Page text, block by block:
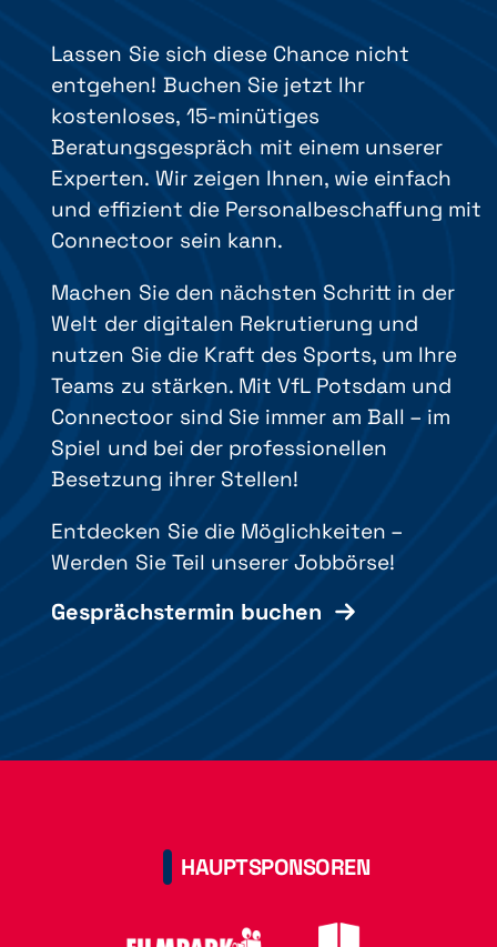
Lassen Sie sich diese Chance nicht
entgehen! Buchen Sie jetzt Ihr
kostenloses, 15-minütiges
Beratungsgespräch mit einem unserer
Experten. Wir zeigen Ihnen, wie einfach
und effizient die Personalbeschaffung mit
Connectoor sein kann.
Machen Sie den nächsten Schritt in der
Welt der digitalen Rekrutierung und
nutzen Sie die Kraft des Sports, um Ihre
Teams zu stärken. Mit VfL Potsdam und
Connectoor sind Sie immer am Ball – im
Spiel und bei der professionellen
Besetzung ihrer Stellen!
Entdecken Sie die Möglichkeiten –
Werden Sie Teil unserer Jobbörse!
Gesprächstermin buchen
HAUPTSPONSOREN